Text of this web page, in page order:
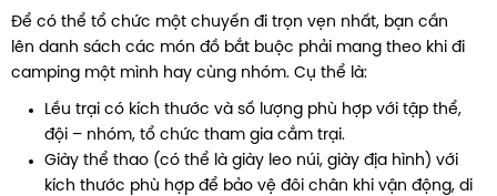
Để có thể tổ chức một chuyến đi trọn vẹn nhất, bạn cần
lên danh sách các món đồ bắt buộc phải mang theo khi đi
camping một mình hay cùng nhóm. Cụ thể là:
Lều trại có kích thước và số lượng phù hợp với tập thể,
đội – nhóm, tổ chức tham gia cắm trại.
Giày thể thao (có thể là giày leo núi, giày địa hình) với
kích thước phù hợp để bảo vệ đôi chân khi vận động, di